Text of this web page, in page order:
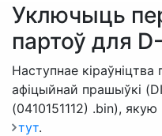
Уключыць
партоў для
Наступнае
афіцыйнай прашыўкі
(0410151112) .bin),
тут.